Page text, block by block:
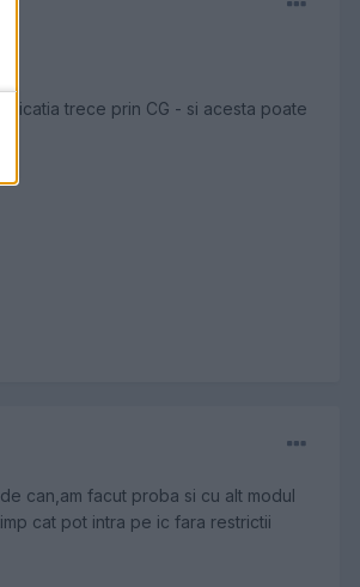
trece prin CG - si acesta poate
can,am facut proba si cu alt modul
cat pot intra pe ic fara restrictii